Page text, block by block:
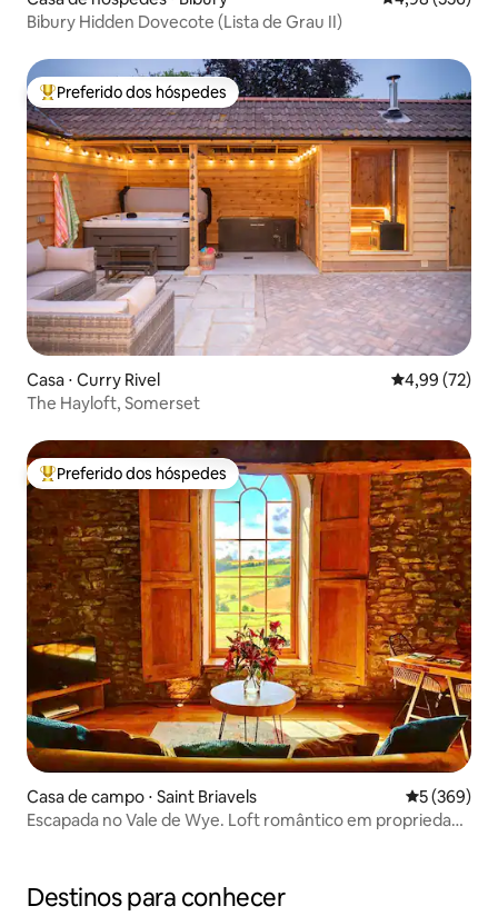
Bibury Hidden Dovecote (Lista de Grau II)
Entre os melhores preferidos dos hóspedes
Preferido dos hóspedes
Casa ⋅ Curry Rivel 4,99 de uma
4,99 (72)
The Hayloft, Somerset
Entre os melhores preferidos dos hóspedes
Preferido dos hóspedes
Casa de campo ⋅ Saint Briavels 5 de uma
5 (369)
Escapada no Vale de Wye. Loft romântico em propriedade
Destinos para conhecer